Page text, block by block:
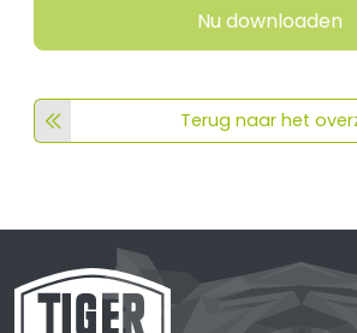
Nu downloaden
Terug naar het